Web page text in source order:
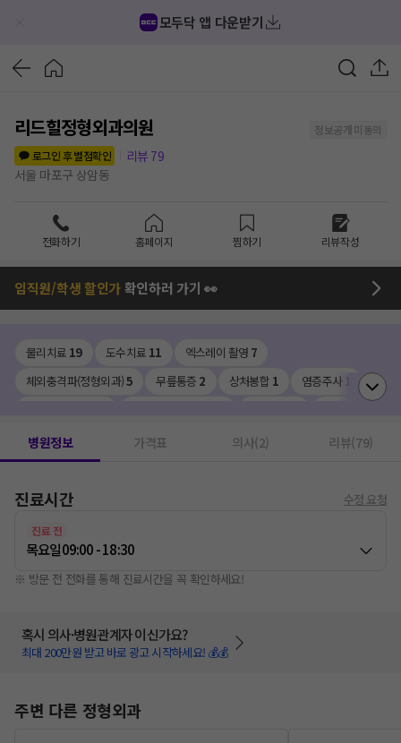
모두닥 앱 다운받기
리드힐정형외과의원
정보공개 미동의
로그인 후 별점확인
리뷰 79
서울 마포구 상암동
전화하기 홈페이지 찜하기 리뷰작성
임직원/학생 할인가확인하러 가기 👀
물리치료 19 도수치료 11 엑스레이 촬영 7
체외충격파(정형외과)5 무릎통증 2 상처봉합 1 염증주사1
상처치료1 1 내성발톱치료 진료의뢰서
신경차단술1
병원정보 가격표 의사(2) 리뷰(79)
진료시간 수정 요청
진료 전
목요일09:00 - 18:30
※ 방문 전 전화를 통해 진료시간을 꼭 확인하세요!
혹시 의사·병원관계자 이신가요?
최대 200만원 받고 바로 광고 시작하세요! 💰💰
주변 다른 정형외과